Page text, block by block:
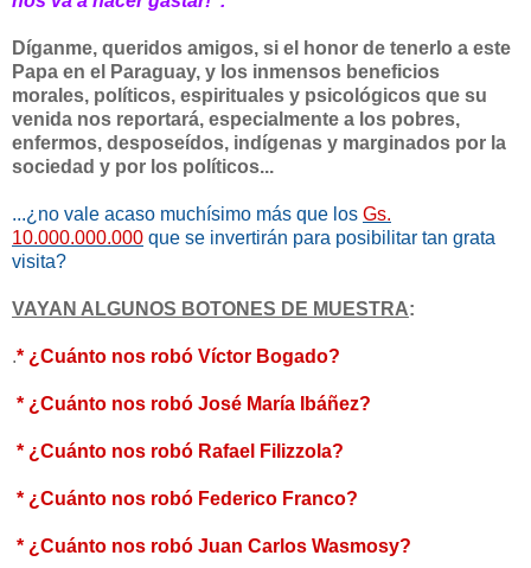
Díganme, queridos amigos, si el honor de tenerlo a este
Papa en el Paraguay, y los inmensos beneficios
morales, políticos, espirituales y psicológicos que su
venida nos reportará, especialmente a los pobres,
enfermos, desposeídos, indígenas y marginados por la
sociedad y por los políticos...
...¿no vale acaso muchísimo más que los Gs.
10.000.000.000 que se invertirán para posibilitar tan grata
visita?
VAYAN ALGUNOS BOTONES DE MUESTRA:
.* ¿Cuánto nos robó Víctor Bogado?
* ¿Cuánto nos robó José María Ibáñez?
* ¿Cuánto nos robó Rafael Filizzola?
* ¿Cuánto nos robó Federico Franco?
* ¿Cuánto nos robó Juan Carlos Wasmosy?